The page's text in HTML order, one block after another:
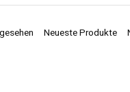
Neueste Produkte